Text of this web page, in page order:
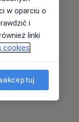
w oparciu o
i
linki
cookies